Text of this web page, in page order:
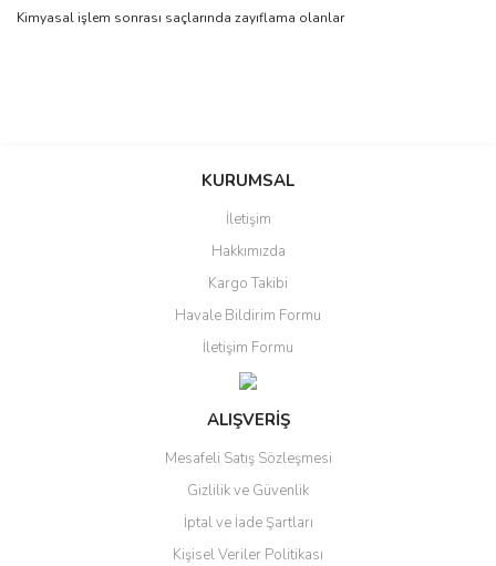
Kimyasal işlem sonrası saçlarında zayıflama olanlar
Bu ürüne ilk yorumu siz yapın!
Yorum Yaz
KURUMSAL
İletişim
Hakkımızda
Kargo Takibi
Havale Bildirim Formu
İletişim Formu
ALIŞVERİŞ
Mesafeli Satış Sözleşmesi
Gizlilik ve Güvenlik
İptal ve İade Şartları
Kişisel Veriler Politikası